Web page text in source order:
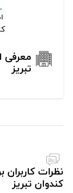
-
معرفی
تبریز
نظرات کاربران
کندوان تبریز